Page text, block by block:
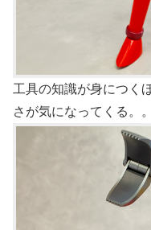
工具の知識が身につく
さが気になってくる。。